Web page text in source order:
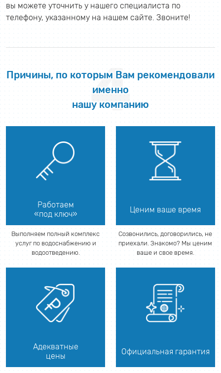
вы можете уточнить у нашего специалиста по
телефону, указанному на нашем сайте. Звоните!
Причины, по которым Вам рекомендовали
именно
нашу компанию
4
Работаем
«под ключ»
Выполняем полный комплекс
услуг по водоснабжению и
водоотведению.
Ценим ваше время
Созвонились, договорились, не
приехали. Знакомо? Мы ценим
ваше и свое время.
Адекватные
цены
Официальная гарантия